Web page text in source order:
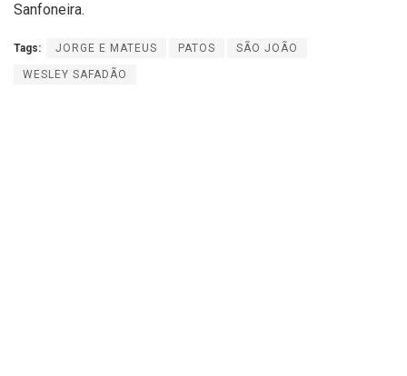
Sanfoneira.
Tags: JORGE E MATEUS PATOS SÃO JOÃO
WESLEY SAFADÃO